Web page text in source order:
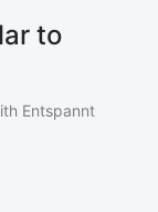
to
Entspannt